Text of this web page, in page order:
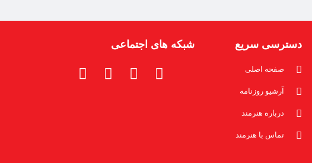
دسترسی سریع
صفحه اصلی
آرشیو روزنامه
درباره هنرمند
تماس با هنرمند
شبکه های اجتماعی